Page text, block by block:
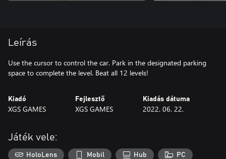
Leírás
Use the cursor to control the car. Park in the designated parking
space to complete the level. Beat all 12 levels!
Kiadó
XGS GAMES
Fejlesztő
XGS GAMES
Kiadás dátuma
2022. 06. 22.
Játék vele:
HoloLens Mobil Hub PC